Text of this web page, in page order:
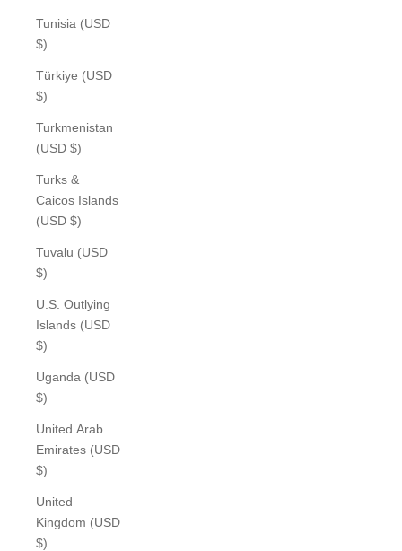
Tunisia (USD
$)
Türkiye (USD
$)
Turkmenistan
(USD $)
Turks &
Caicos Islands
(USD $)
Tuvalu (USD
$)
U.S. Outlying
Islands (USD
$)
Uganda (USD
$)
United Arab
Emirates (USD
$)
United
Kingdom (USD
$)